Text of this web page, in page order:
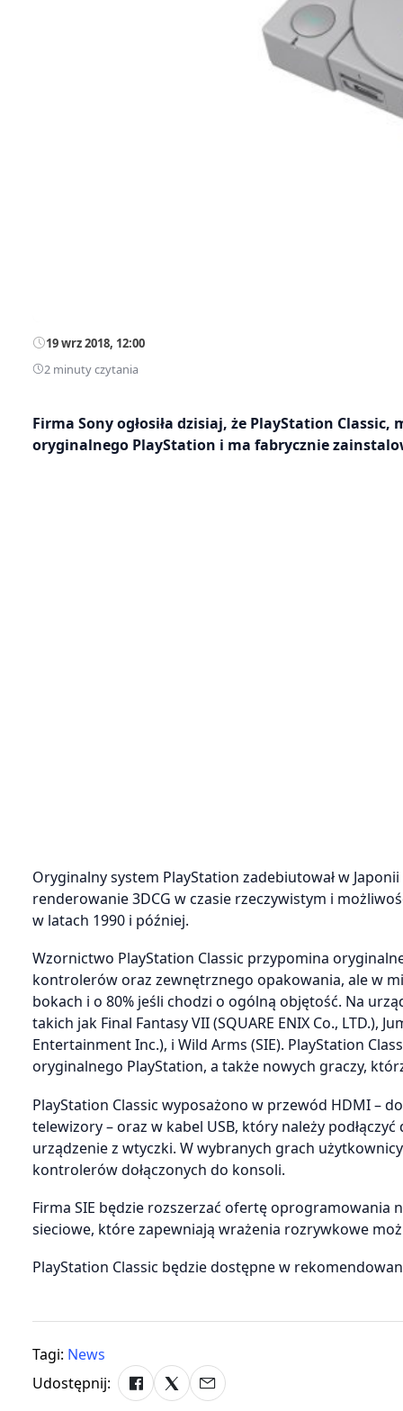
19 wrz 2018, 12:00
2 minuty czytania
Firma Sony ogłosiła dzisiaj, że PlayStation
oryginalnego PlayStation i ma fabrycznie
Oryginalny system PlayStation zadebiutował w
renderowanie 3DCG w czasie rzeczywistym i
w latach 1990 i później.
Wzornictwo PlayStation Classic przypomina
kontrolerów oraz zewnętrznego opakowania, ale w
bokach i o 80% jeśli chodzi o ogólną objętość. Na
takich jak Final Fantasy VII (SQUARE ENIX Co., LTD.),
Entertainment Inc.), i Wild Arms (SIE). PlayStation
oryginalnego PlayStation, a także nowych graczy,
PlayStation Classic wyposażono w przewód HDMI –
telewizory – oraz w kabel USB, który należy
urządzenie z wtyczki. W wybranych grach
kontrolerów dołączonych do konsoli.
Firma SIE będzie rozszerzać ofertę oprogramowania
sieciowe, które zapewniają wrażenia rozrywkowe
PlayStation Classic będzie dostępne w
Tagi: News
Udostępnij: